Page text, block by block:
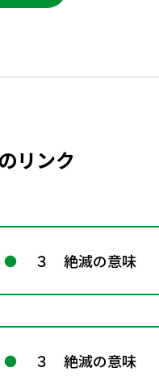
リンク
３ 絶滅の意味
３ 絶滅の意味